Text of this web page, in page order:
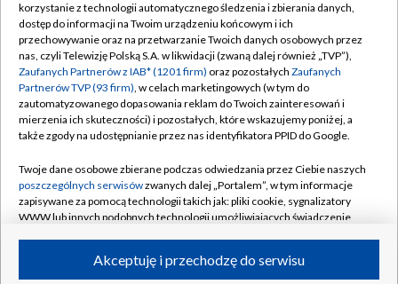
TVP
Abonament TVP
Emisja w TVP
Centrum informacji TVP
Naziemna Telewizja Cyfrowa
Rada Programowa
System NOS
Informacje o nadawcy
Program dla prasy
Regulamin TVP
Polityka prywatności
Moje zgody
Pomoc
Kontakt
Kanały
korzystanie z technologii automatycznego śledzenia i zbierania danych,
dostęp do informacji na Twoim urządzeniu końcowym i ich
przechowywanie oraz na przetwarzanie Twoich danych osobowych przez
nas, czyli Telewizję Polską S.A. w likwidacji (zwaną dalej również „TVP”),
Zaufanych Partnerów z IAB* (1201 firm) oraz pozostałych Zaufanych
Partnerów TVP (93 firm), w celach marketingowych (w tym do
zautomatyzowanego dopasowania reklam do Twoich zainteresowań i
mierzenia ich skuteczności) i pozostałych, które wskazujemy poniżej, a
także zgody na udostępnianie przez nas identyfikatora PPID do Google.
Twoje dane osobowe zbierane podczas odwiedzania przez Ciebie naszych
poszczególnych serwisówzwanych dalej „Portalem”, w tym informacje
zapisywane za pomocą technologii takich jak: pliki cookie, sygnalizatory
WWW lub innych podobnych technologii umożliwiających świadczenie
ruchu w Internecie.Akceptuję i przechodzę do serwisu